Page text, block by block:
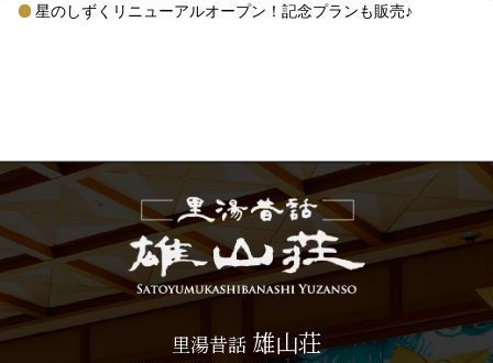
星のしずくリニューアルオープン！記念プランも販売♪
里湯昔話雄山荘